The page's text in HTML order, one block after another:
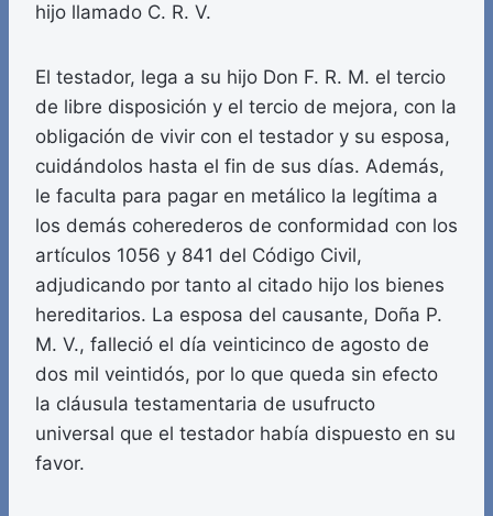
hijo llamado C. R. V.
El testador, lega a su hijo Don F. R. M. el tercio
de libre disposición y el tercio de mejora, con la
obligación de vivir con el testador y su esposa,
cuidándolos hasta el fin de sus días. Además,
le faculta para pagar en metálico la legítima a
los demás coherederos de conformidad con los
artículos 1056 y 841 del Código Civil,
adjudicando por tanto al citado hijo los bienes
hereditarios. La esposa del causante, Doña P.
M. V., falleció el día veinticinco de agosto de
dos mil veintidós, por lo que queda sin efecto
la cláusula testamentaria de usufructo
universal que el testador había dispuesto en su
favor.